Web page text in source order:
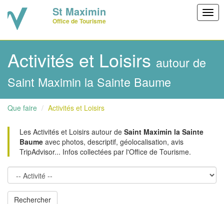
St Maximin
Office de Tourisme
Activités et Loisirs autour de
Saint Maximin la Sainte Baume
Que faire Activités et Loisirs
Les Activités et Loisirs autour de Saint Maximin la Sainte
Baume avec photos, descriptif, géolocalisation, avis
TripAdvisor... Infos collectées par l'Office de Tourisme.